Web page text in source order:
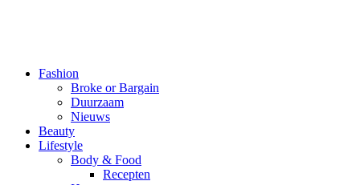
Fashion
Broke or Bargain
Duurzaam
Nieuws
Beauty
Lifestyle
Body & Food
Recepten